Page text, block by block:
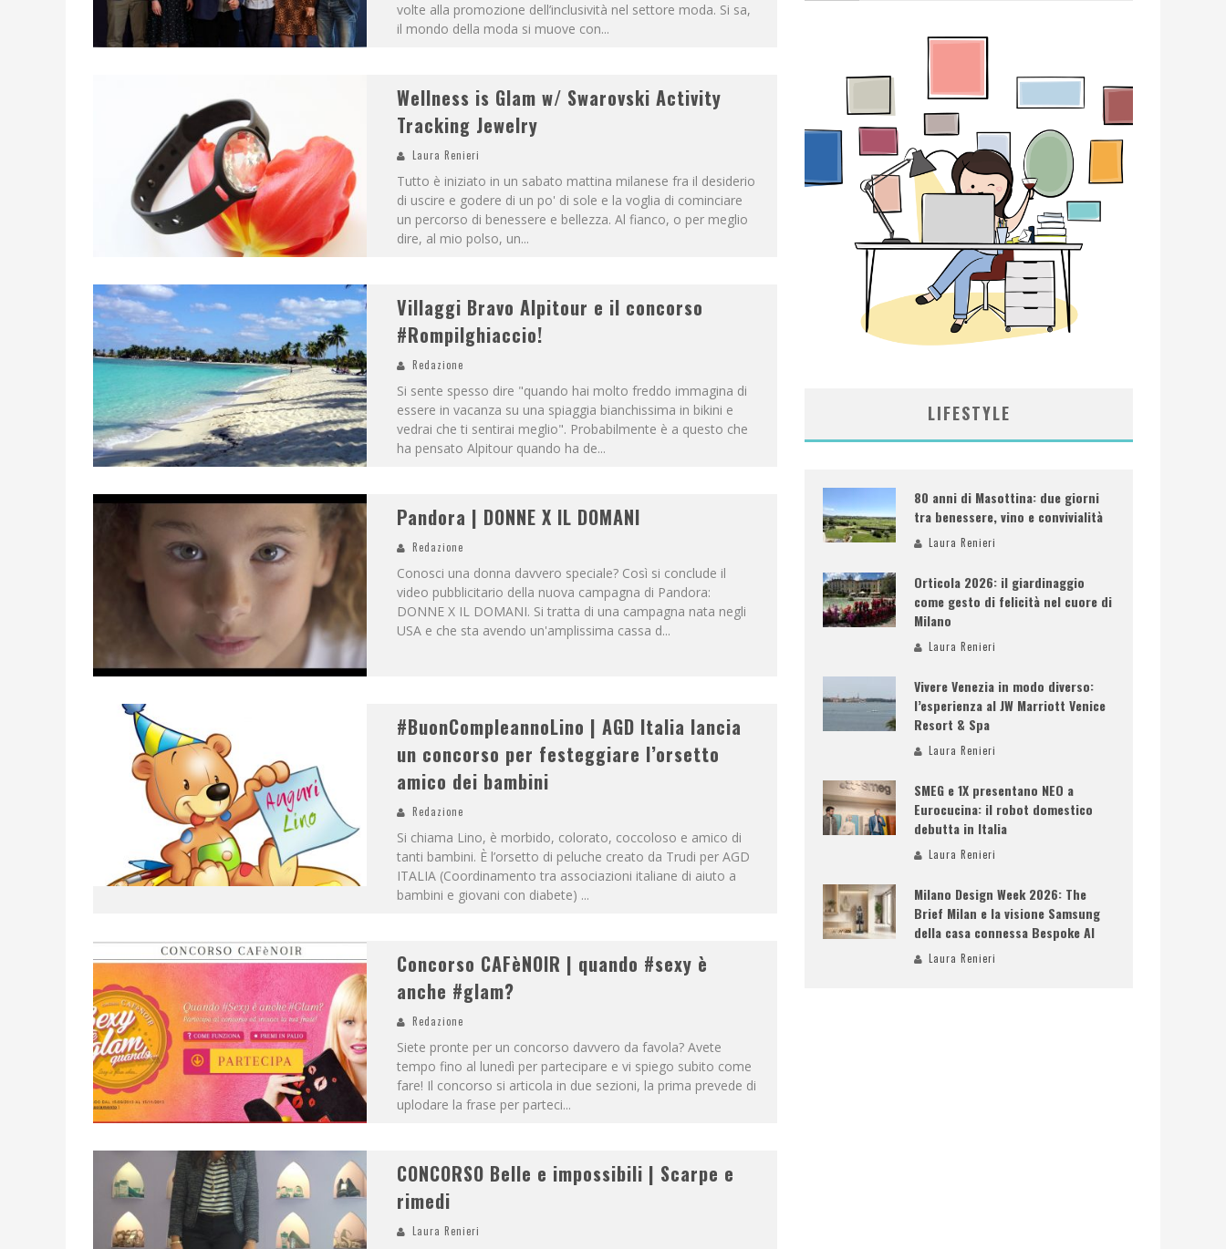
volte alla promozione dell’inclusività nel settore moda. Si sa,
il mondo della moda si muove con...
Wellness is Glam w/ Swarovski Activity
Tracking Jewelry
Laura Renieri
Tutto è iniziato in un sabato mattina milanese fra il desiderio
di uscire e godere di un po' di sole e la voglia di cominciare
un percorso di benessere e bellezza. Al fianco, o per meglio
dire, al mio polso, un...
Villaggi Bravo Alpitour e il concorso
#Rompilghiaccio!
Redazione
Si sente spesso dire "quando hai molto freddo immagina di
essere in vacanza su una spiaggia bianchissima in bikini e
vedrai che ti sentirai meglio". Probabilmente è a questo che
ha pensato Alpitour quando ha de...
Pandora | DONNE X IL DOMANI
Redazione
Conosci una donna davvero speciale? Così si conclude il
video pubblicitario della nuova campagna di Pandora:
DONNE X IL DOMANI. Si tratta di una campagna nata negli
USA e che sta avendo un'amplissima cassa d...
#BuonCompleannoLino | AGD Italia lancia
un concorso per festeggiare l’orsetto
amico dei bambini
Redazione
Si chiama Lino, è morbido, colorato, coccoloso e amico di
tanti bambini. È l’orsetto di peluche creato da Trudi per AGD
ITALIA (Coordinamento tra associazioni italiane di aiuto a
bambini e giovani con diabete) ...
Concorso CAFèNOIR | quando #sexy è
anche #glam?
Redazione
Siete pronte per un concorso davvero da favola? Avete
tempo fino al lunedì per partecipare e vi spiego subito come
fare! Il concorso si articola in due sezioni, la prima prevede di
uplodare la frase per parteci...
CONCORSO Belle e impossibili | Scarpe e
rimedi
Laura Renieri
LIFESTYLE
80 anni di Masottina: due giorni
tra benessere, vino e convivialità
Laura Renieri
Orticola 2026: il giardinaggio
come gesto di felicità nel cuore di
Milano
Laura Renieri
Vivere Venezia in modo diverso:
l’esperienza al JW Marriott Venice
Resort & Spa
Laura Renieri
SMEG e 1X presentano NEO a
Eurocucina: il robot domestico
debutta in Italia
Laura Renieri
Milano Design Week 2026: The
Brief Milan e la visione Samsung
della casa connessa Bespoke AI
Laura Renieri